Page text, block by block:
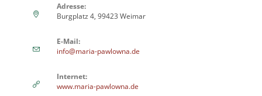
Adresse:
Burgplatz 4, 99423 Weimar
E-Mail:
info@maria-pawlowna.de
Internet:
www.maria-pawlowna.de